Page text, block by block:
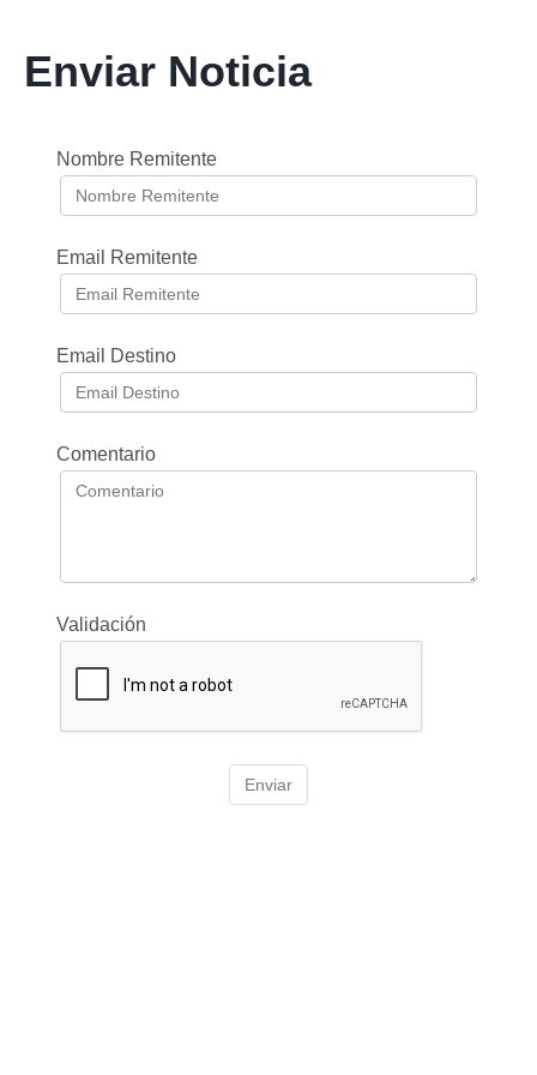
Enviar Noticia
Nombre Remitente
Email Remitente
Email Destino
Comentario
Validación